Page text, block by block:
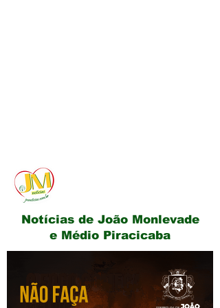
Notícias de João Monlevade
e Médio Piracicaba